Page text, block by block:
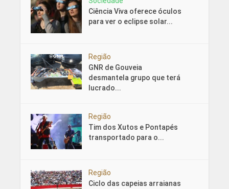
Ciência Viva oferece óculos
para ver o eclipse solar...
Região
GNR de Gouveia
desmantela grupo que terá
lucrado...
Região
Tim dos Xutos e Pontapés
transportado para o...
Região
Ciclo das capeias arraianas